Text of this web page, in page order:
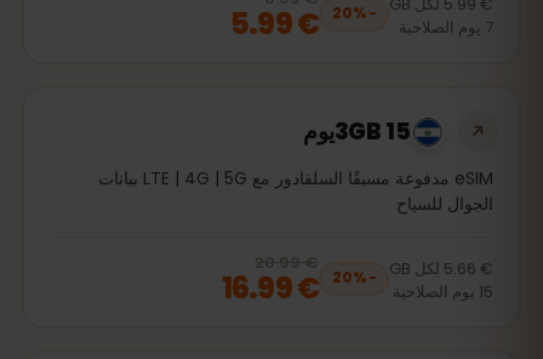
7 يوم الصلاحية
−
20%
€ 5.99
3GB 15يوم
eSIM مدفوعة مسبقًا السلفادور مع LTE | 4G | 5G بيانات
الجوال للسياح
€ 5.66 لكل GB
15 يوم الصلاحية
−
20%
20% off, was
€ 16.99 € 20.99
€ 16.99